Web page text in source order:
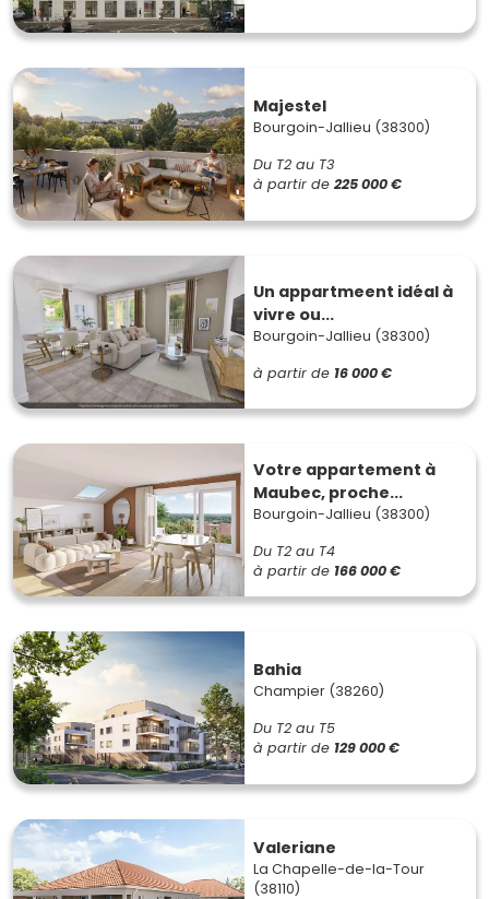
Majestel
Bourgoin-Jallieu (38300)
Du T2 au T3
à partir de 225 000 €
Un appartmeent idéal à
vivre ou...
Bourgoin-Jallieu (38300)
à partir de 16 000 €
Votre appartement à
Maubec, proche...
Bourgoin-Jallieu (38300)
Du T2 au T4
à partir de 166 000 €
Bahia
Champier (38260)
Du T2 au T5
à partir de 129 000 €
Valeriane
La Chapelle-de-la-Tour
(38110)